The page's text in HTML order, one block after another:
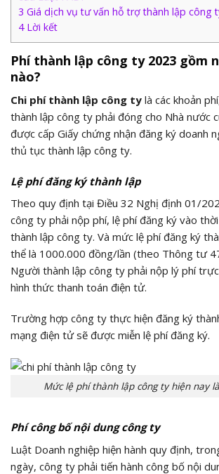
3 Giá dịch vụ tư vấn hỗ trợ thành lập công
4Lời kết
Phí thành lập công ty 2023 gồm
nào?
Chi phí thành lập công ty là các khoản
thành lập công ty phải đóng cho Nhà nước
được cấp Giấy chứng nhận đăng ký doanh
thủ tục thành lập công ty.
Lệ phí đăng ký thành lập
Theo quy định tại Điều 32 Nghị định 01/
công ty phải nộp phí, lệ phí đăng ký vào
thành lập công ty. Và mức lệ phí đăng ký
thể là 1000.000 đồng/lần (theo Thông tư
Người thành lập công ty phải nộp lý phí
hình thức thanh toán điện tử.
Trường hợp công ty thực hiện đăng ký
mạng điện tử sẽ được miễn lệ phí đăng ký.
Mức lệ phí thành lập công ty hiện nay
Phí công bố nội dung công ty
Luật Doanh nghiệp hiện hành quy định,
ngày, công ty phải tiến hành công bố nội